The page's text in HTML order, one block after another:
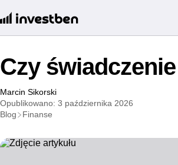
Czy
Marcin Sikorski
Opublikowano: 3 października 2026
Blog
Finanse